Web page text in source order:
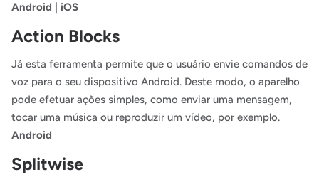
Android
iOS
Action Blocks
Já esta ferramenta permite que o usuário envie comandos de
voz para o seu dispositivo Android. Deste modo, o aparelho
pode efetuar ações simples, como enviar uma mensagem,
tocar uma música ou reproduzir um vídeo, por exemplo.
Android
Splitwise